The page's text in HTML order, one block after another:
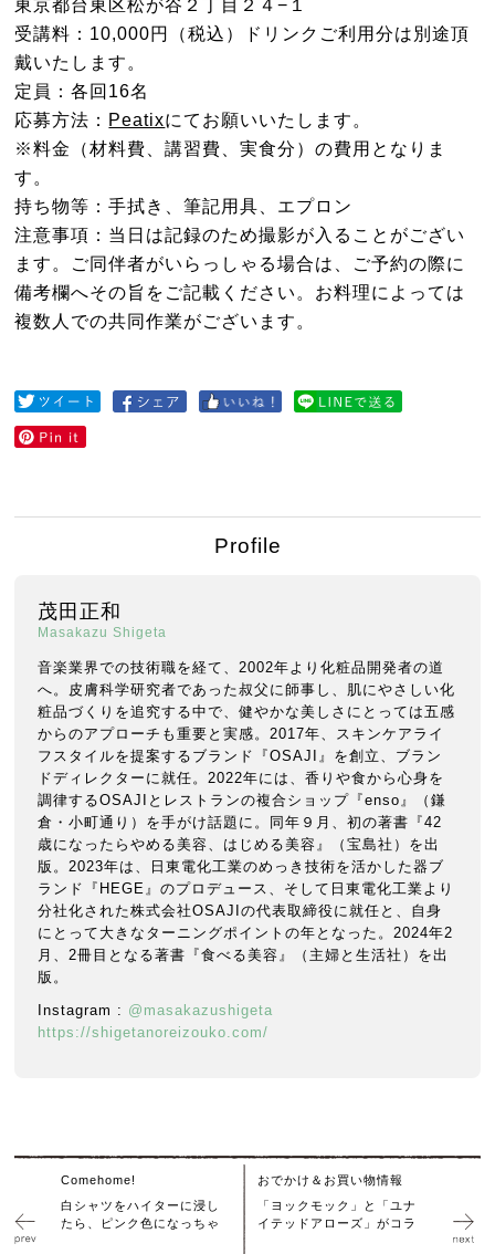
東京都台東区松が谷２丁目２４−１
受講料：10,000円（税込）ドリンクご利用分は別途頂
戴いたします。
定員：各回16名
応募方法： Peatixにてお願いいたします。
※料金（材料費、講習費、実食分）の費用となりま
す。
持ち物等：手拭き、筆記用具、エプロン
注意事項：当日は記録のため撮影が入ることがござい
ます。ご同伴者がいらっしゃる場合は、ご予約の際に
備考欄へその旨をご記載ください。お料理によっては
複数人での共同作業がございます。
Profile
茂田正和
Masakazu Shigeta
音楽業界での技術職を経て、2002年より化粧品開発者の道
へ。皮膚科学研究者であった叔父に師事し、肌にやさしい化
粧品づくりを追究する中で、健やかな美しさにとっては五感
からのアプローチも重要と実感。2017年、スキンケアライ
フスタイルを提案するブランド『OSAJI』を創立、ブラン
ドディレクターに就任。2022年には、香りや食から心身を
調律するOSAJIとレストランの複合ショップ『enso』（鎌
倉・小町通り）を手がけ話題に。同年９月、初の著書『42
歳になったらやめる美容、はじめる美容』（宝島社）を出
版。2023年は、日東電化工業のめっき技術を活かした器ブ
ランド『HEGE』のプロデュース、そして日東電化工業より
分社化された株式会社OSAJIの代表取締役に就任と、自身
にとって大きなターニングポイントの年となった。2024年2
月、2冊目となる著書『食べる美容』（主婦と生活社）を出
版。
Instagram : @masakazushigeta
https://shigetanoreizouko.com/
Comehome!
白シャツをハイターに浸し
たら、ピンク色になっちゃ
おでかけ＆お買い物情報
「ヨックモック」と「ユナ
イテッドアローズ」がコラ